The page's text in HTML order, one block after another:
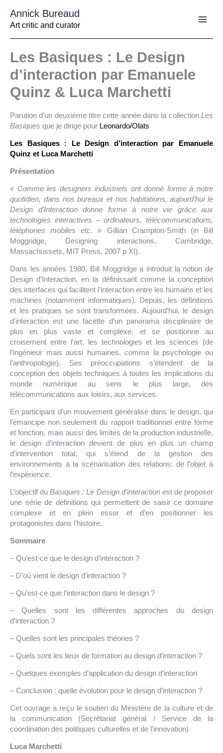
contenu
Annick Bureaud
Art critic and curator
Les Basiques : Le Design
d’interaction par Emanuele
Quinz & Luca Marchetti
Parution d’un deuxième titre cette année dans la collection Les
Basiques que je dirige pour Leonardo/Olats
Les Basiques : Le Design d’interaction par Emanuele
Quinz et Luca Marchetti
Présentation
« Comme les designers industriels ont donné forme à notre
quotidien, dans nos bureaux et nos habitations, aujourd’hui le
Design d’Interaction donne forme à notre vie grâce aux
technologies interactives – ordinateurs, télécommunications,
téléphones mobiles etc. » Gillian Crampton-Smith (in Bill
Moggridge, Designing interactions, Cambridge,
Massachussets, MIT Press, 2007 p XI).
Dans les années 1980, Bill Moggridge a introduit la notion de
Design d’Interaction, en la définissant comme la conception
des interfaces qui facilitent l’interaction entre les humains et les
machines (notamment informatiques). Depuis, les définitions
et les pratiques se sont transformées. Aujourd’hui, le design
d’interaction est une facette d’un panorama disciplinaire de
plus en plus vaste et complexe, et se positionne au
croisement entre l’art, les technologies et les sciences (de
l’ingénieur mais aussi humaines, comme la psychologie ou
l’anthropologie). Ses préoccupations s’étendent de la
conception des objets techniques à toutes les implications du
monde numérique au sens le plus large, des
télécommunications aux loisirs, aux services.
En participant d’un mouvement généralisé dans le design, qui
l’émancipe non seulement du rapport traditionnel entre forme
et fonction, mais aussi des limites de la production industrielle,
le design d’interaction devient de plus en plus un champ
d’intervention total, qui s’étend de la gestion des
environnements à la scénarisation des relations: de l’objet à
l’expérience.
L’objectif duBasiques : Le Design d’interactionest de proposer
une série de définitions qui permettent de saisir ce domaine
complexe et en plein essor et d’en positionner les
protagonistes dans l’histoire.
Sommaire
– Qu’est-ce que le design d’interaction ?
– D’où vient le design d’interaction ?
– Qu’est-ce que l’interaction dans le design ?
– Quelles sont les différentes approches du design
d’interaction ?
– Quelles sont les principales théories ?
– Quels sont les lieux de formation au design d’interaction ?
– Quelques exemples d’application du design d’interaction
– Conclusion : quelle évolution pour le design d’interaction ?
Cet ouvrage a reçu le soutien du Ministère de la culture et de
la communication (Secrétariat général / Service de la
coordination des politiques culturelles et de l’innovation)
Luca Marchetti